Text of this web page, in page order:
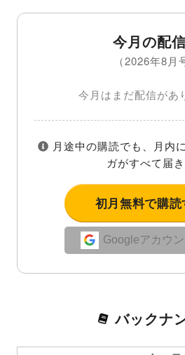
今月の配
（2026年8月
今月はまだ配信があ
月途中の購読でも、月内
ガがすべて届
初月無料で購読
Googleアカウ
バックナ